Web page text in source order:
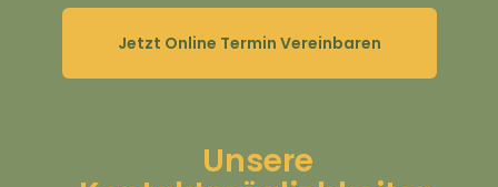
Jetzt Online Termin Vereinbaren
Unsere